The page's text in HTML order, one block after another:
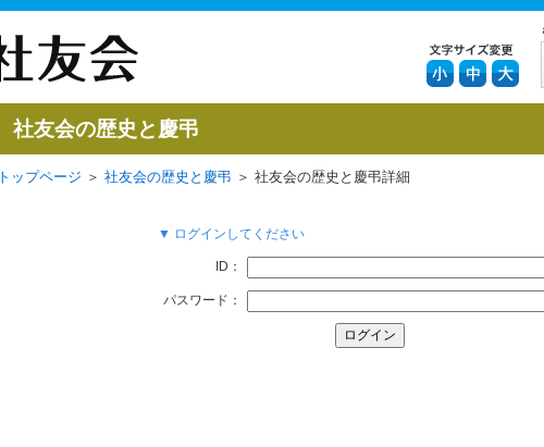
社友会の歴史と慶弔
トップページ ＞ 社友会の歴史と慶弔 ＞ 社友会の歴史と慶弔詳細
▼ ログインしてください
ID：
パスワード：